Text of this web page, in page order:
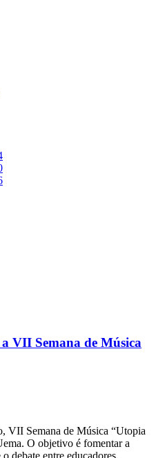
VII Semana de Música
VII Semana de Música “Utopia
O objetivo é fomentar a